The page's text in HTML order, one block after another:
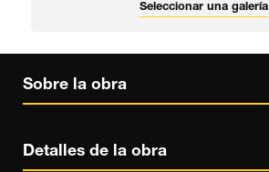
Seleccionar una galería
Sobre la obra
Detalles de la obra